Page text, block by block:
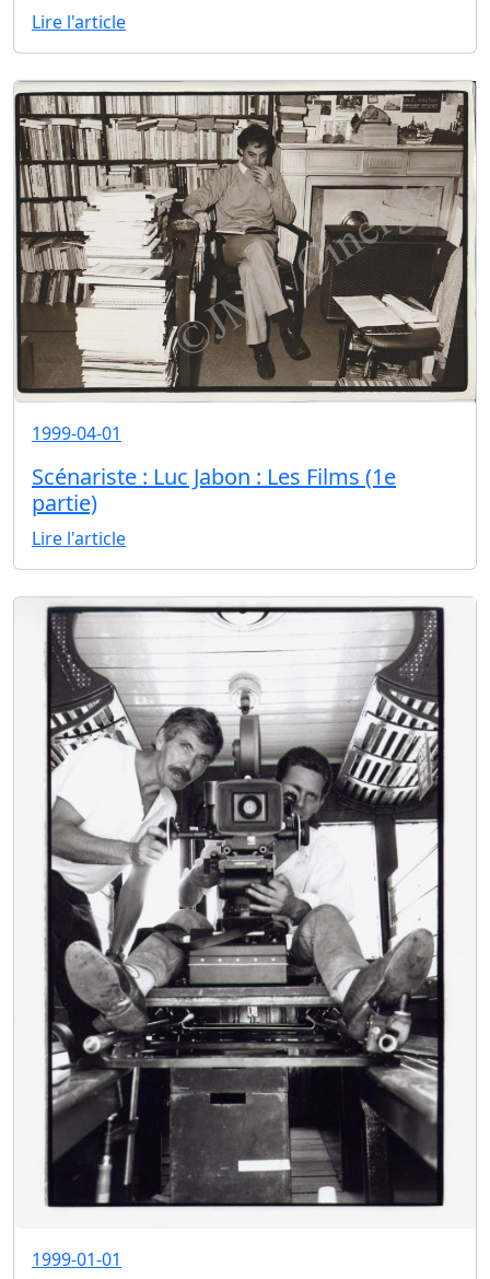
Lire l'article
1999-04-01
Scénariste : Luc Jabon : Les Films (1e
partie)
Lire l'article
1999-01-01